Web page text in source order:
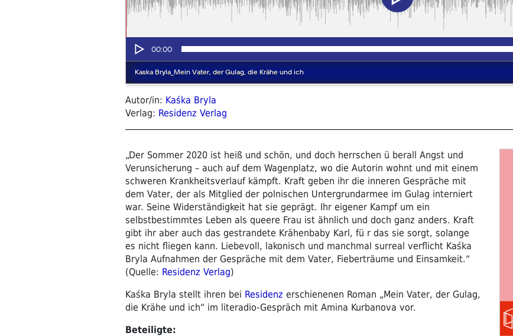
Autor/in: Kaśka Bryla
Verlag: Residenz Verlag
„Der Sommer 2020 ist heiß und schön, und doch herrschen ü berall Angst und
Verunsicherung – auch auf dem Wagenplatz, wo die Autorin wohnt und mit einem
schweren Krankheitsverlauf kämpft. Kraft geben ihr die inneren Gespräche mit
dem Vater, der als Mitglied der polnischen Untergrundarmee im Gulag interniert
war. Seine Widerständigkeit hat sie geprägt. Ihr eigener Kampf um ein
selbstbestimmtes Leben als queere Frau ist ähnlich und doch ganz anders. Kraft
gibt ihr aber auch das gestrandete Krähenbaby Karl, fü r das sie sorgt, solange
es nicht fliegen kann. Liebevoll, lakonisch und manchmal surreal verflicht Kaśka
Bryla Aufnahmen der Gespräche mit dem Vater, Fieberträume und Einsamkeit.“
(Quelle: Residenz Verlag)
Kaśka Bryla stellt ihren bei Residenz erschienenen Roman „Mein Vater, der Gulag,
die Krähe und ich“ im literadio-Gespräch mit Amina Kurbanova vor.
Beteiligte: